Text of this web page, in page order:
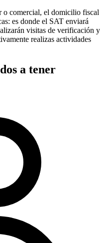
comercial, el domicilio fiscal
es donde el SAT enviará
visitas de verificación y
realizas actividades
a tener